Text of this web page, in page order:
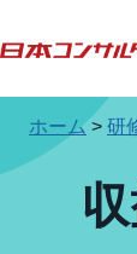
ホーム> 研